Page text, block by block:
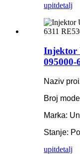
upitdetalj
Injektor
095000-
Naziv
Broj
Marka:
Stanje:
upitdetalj